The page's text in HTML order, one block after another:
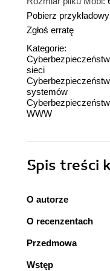
Pobierz
Zgłoś erratę
Kategorie:
sieci
systemów
WWW
Spis treści
O autorze
O recenzentach
Przedmowa
Wstęp